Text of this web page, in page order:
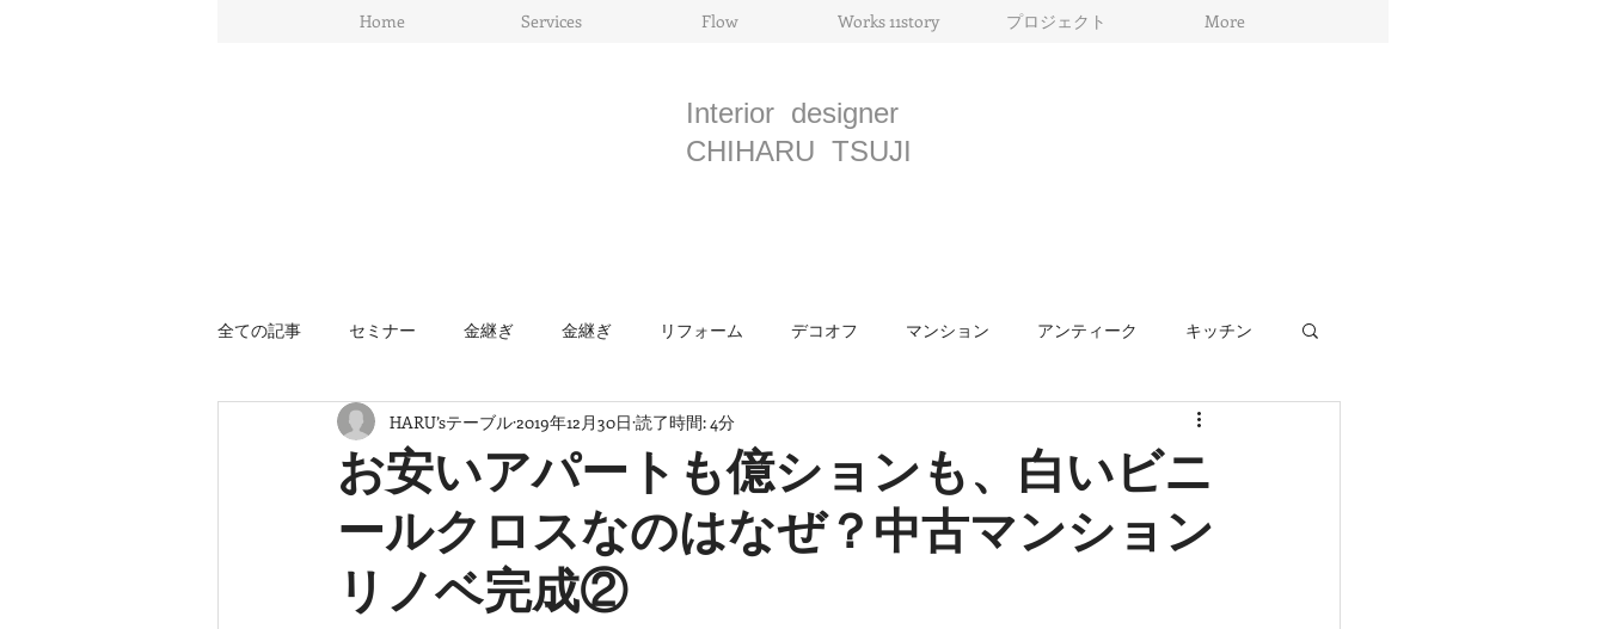
Home Services Flow Works 11story プロジェクト More
Interior designer
CHIHARU TSUJI
全ての記事 セミナー 金継ぎ 金継ぎ リフォーム デコオフ マンション アンティーク キッチン
ワークショップ イギリス 骨董 ライフスタイル リノベーション
インテリアデザイン スウィーツ メゾンエ・オブジェ お料理 照明 美術展 家具
リビングダイニング インテリアツアー
お安いアパートも億ションも、白いビニ
ールクロスなのはなぜ？中古マンション
リノベ完成②
HARU’sテーブル2019年12月30日 読了時間: 4分